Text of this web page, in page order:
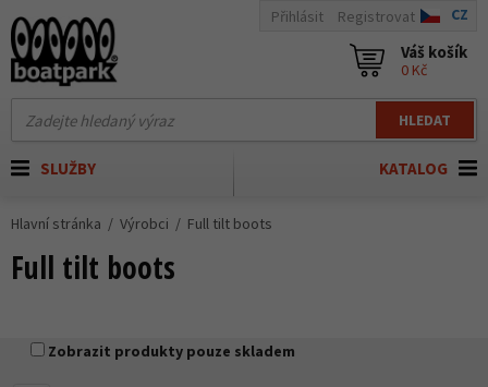
HLEDAT
Přihlásit Registrovat CZ
Váš košík
0 Kč
KATALOG
SLUŽBY
Hlavní stránka Výrobci Full tilt boots
Full tilt boots
Zobrazit produkty pouze skladem